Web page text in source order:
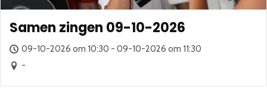
Samen zingen 09-10-2026
09-10-2026 om 10:30 - 09-10-2026 om 11:30
-